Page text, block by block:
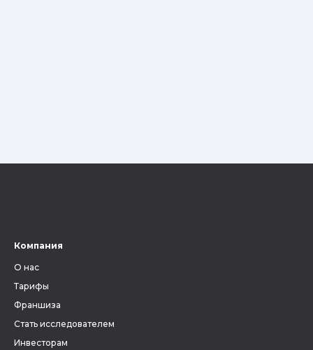
Компания
О нас
Тарифы
Франшиза
Стать исследователем
Инвесторам